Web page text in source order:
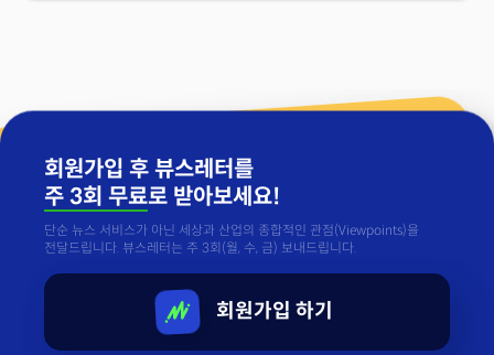
회원가입 후 뷰스레터를
주 3회 무료로 받아보세요!
단순 뉴스 서비스가 아닌 세상과 산업의 종합적인 관점(Viewpoints)을
전달드립니다. 뷰스레터는 주 3회(월, 수, 금) 보내드립니다.
회원가입 하기